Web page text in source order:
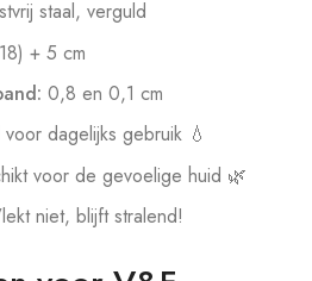
staal, verguld
+ 5 cm
0,8 en 0,1 cm
voor dagelijks gebruik 💧
voor de gevoelige huid 🌿
niet, blijft stralend!